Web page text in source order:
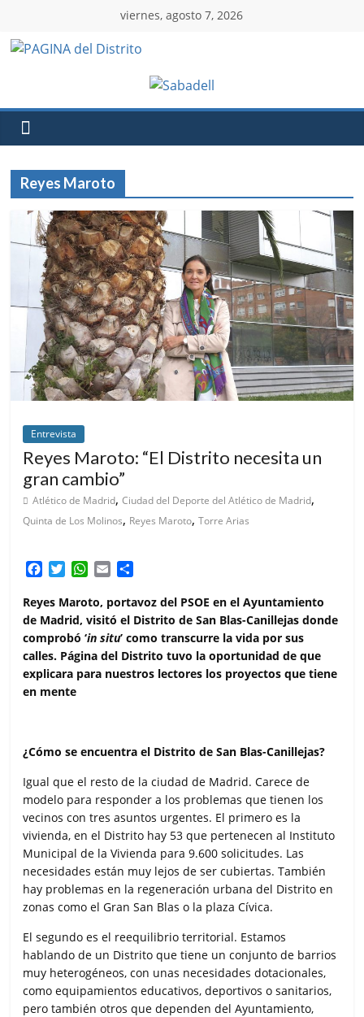
viernes, agosto 7, 2026
Reyes Maroto
Entrevista
Reyes Maroto: “El Distrito necesita un
gran cambio”
Atlético de Madrid,Ciudad del Deporte del Atlético de Madrid,
Quinta de Los Molinos, Reyes Maroto,Torre Arias
c
e
b
o
o
k
i
t
t
e
W
a
t
s
A
p
a
i
l
m
p
a
r
t
i
Reyes Maroto, portavoz del PSOE en el Ayuntamiento
de Madrid, visitó el Distrito de San Blas-Canillejas donde
comprobó ‘in situ’ como transcurre la vida por sus
calles. Página del Distrito tuvo la oportunidad de que
explicara para nuestros lectores los proyectos que tiene
en mente
¿Cómo se encuentra el Distrito de San Blas-Canillejas?
Igual que el resto de la ciudad de Madrid. Carece de
modelo para responder a los problemas que tienen los
vecinos con tres asuntos urgentes. El primero es la
vivienda, en el Distrito hay 53 que pertenecen al Instituto
Municipal de la Vivienda para 9.600 solicitudes. Las
necesidades están muy lejos de ser cubiertas. También
hay problemas en la regeneración urbana del Distrito en
zonas como el Gran San Blas o la plaza Cívica.
El segundo es el reequilibrio territorial. Estamos
hablando de un Distrito que tiene un conjunto de barrios
muy heterogéneos, con unas necesidades dotacionales,
como equipamientos educativos, deportivos o sanitarios,
pero también otros que dependen del Ayuntamiento,